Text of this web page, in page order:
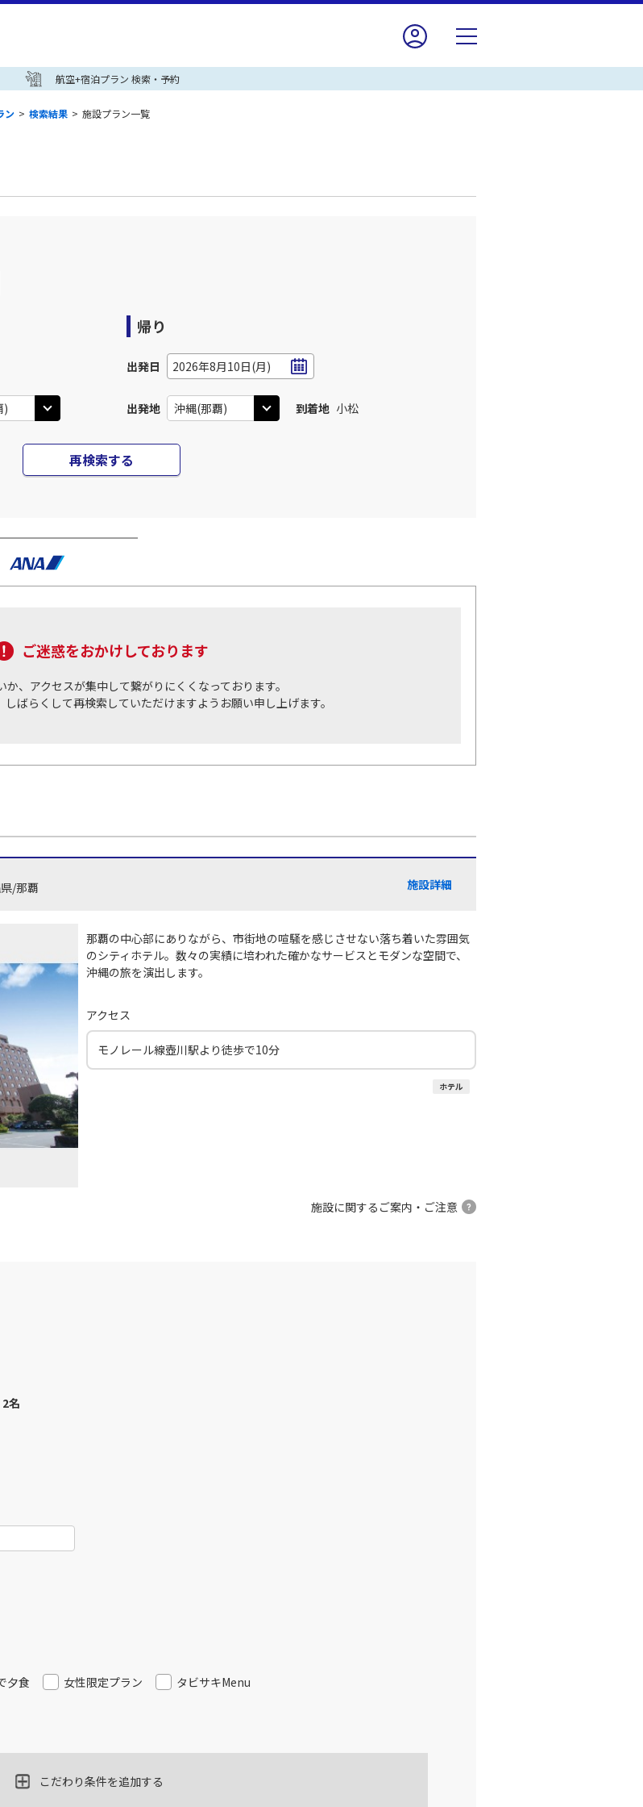
航空+宿泊プラン 検索・予約
ン > 検索結果 > 施設プラン一覧
帰り
出発日 2026年8月10日(月)
出発地 到着地 小松
再検索する
ご迷惑をおかけしております
か、アクセスが集中して繋がりにくくなっております。
ばらくして再検索していただけますようお願い申し上げます。
/那覇 施設詳細
那覇の中心部にありながら、市街地の喧騒を感じさせない落ち着いた雰囲気
のシティホテル。数々の実績に培われた確かなサービスとモダンな空間で、
沖縄の旅を演出します。
アクセス
モノレール線壺川駅より徒歩で10分
ホテル
施設に関するご案内・ご注意
2名
夕食 女性限定プラン
タビサキMenu
こだわり条件を追加する